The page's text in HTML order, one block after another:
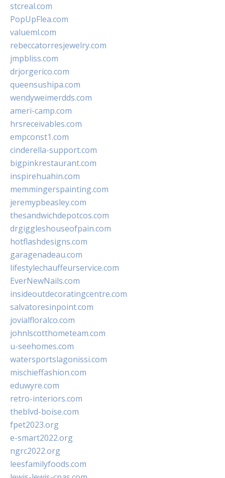
stcreal.com
PopUpFlea.com
valueml.com
rebeccatorresjewelry.com
jmpbliss.com
drjorgerico.com
queensushipa.com
wendyweimerdds.com
ameri-camp.com
hrsreceivables.com
empconst1.com
cinderella-support.com
bigpinkrestaurant.com
inspirehuahin.com
memmingerspainting.com
jeremypbeasley.com
thesandwichdepotcos.com
drgiggleshouseofpain.com
hotflashdesigns.com
garagenadeau.com
lifestylechauffeurservice.com
EverNewNails.com
insideoutdecoratingcentre.com
salvatoresinpoint.com
jovialfloralco.com
johnlscotthometeam.com
u-seehomes.com
watersportslagonissi.com
mischieffashion.com
eduwyre.com
retro-interiors.com
theblvd-boise.com
fpet2023.org
e-smart2022.org
ngrc2022.org
leesfamilyfoods.com